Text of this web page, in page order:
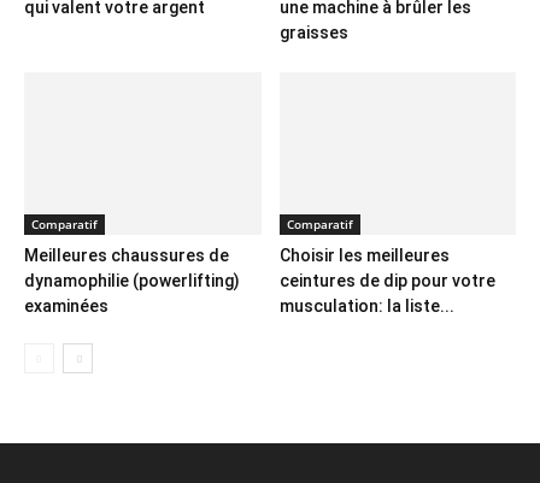
qui valent votre argent
une machine à brûler les
graisses
Comparatif
Meilleures chaussures de
dynamophilie (powerlifting)
examinées
Comparatif
Choisir les meilleures
ceintures de dip pour votre
musculation: la liste...